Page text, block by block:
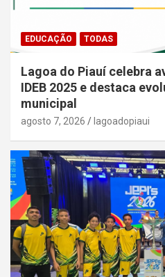
EDUCAÇÃO TODAS
Lagoa do Piauí celebra
IDEB 2025 e destaca
municipal
agosto 7, 2026 lagoadopiaui